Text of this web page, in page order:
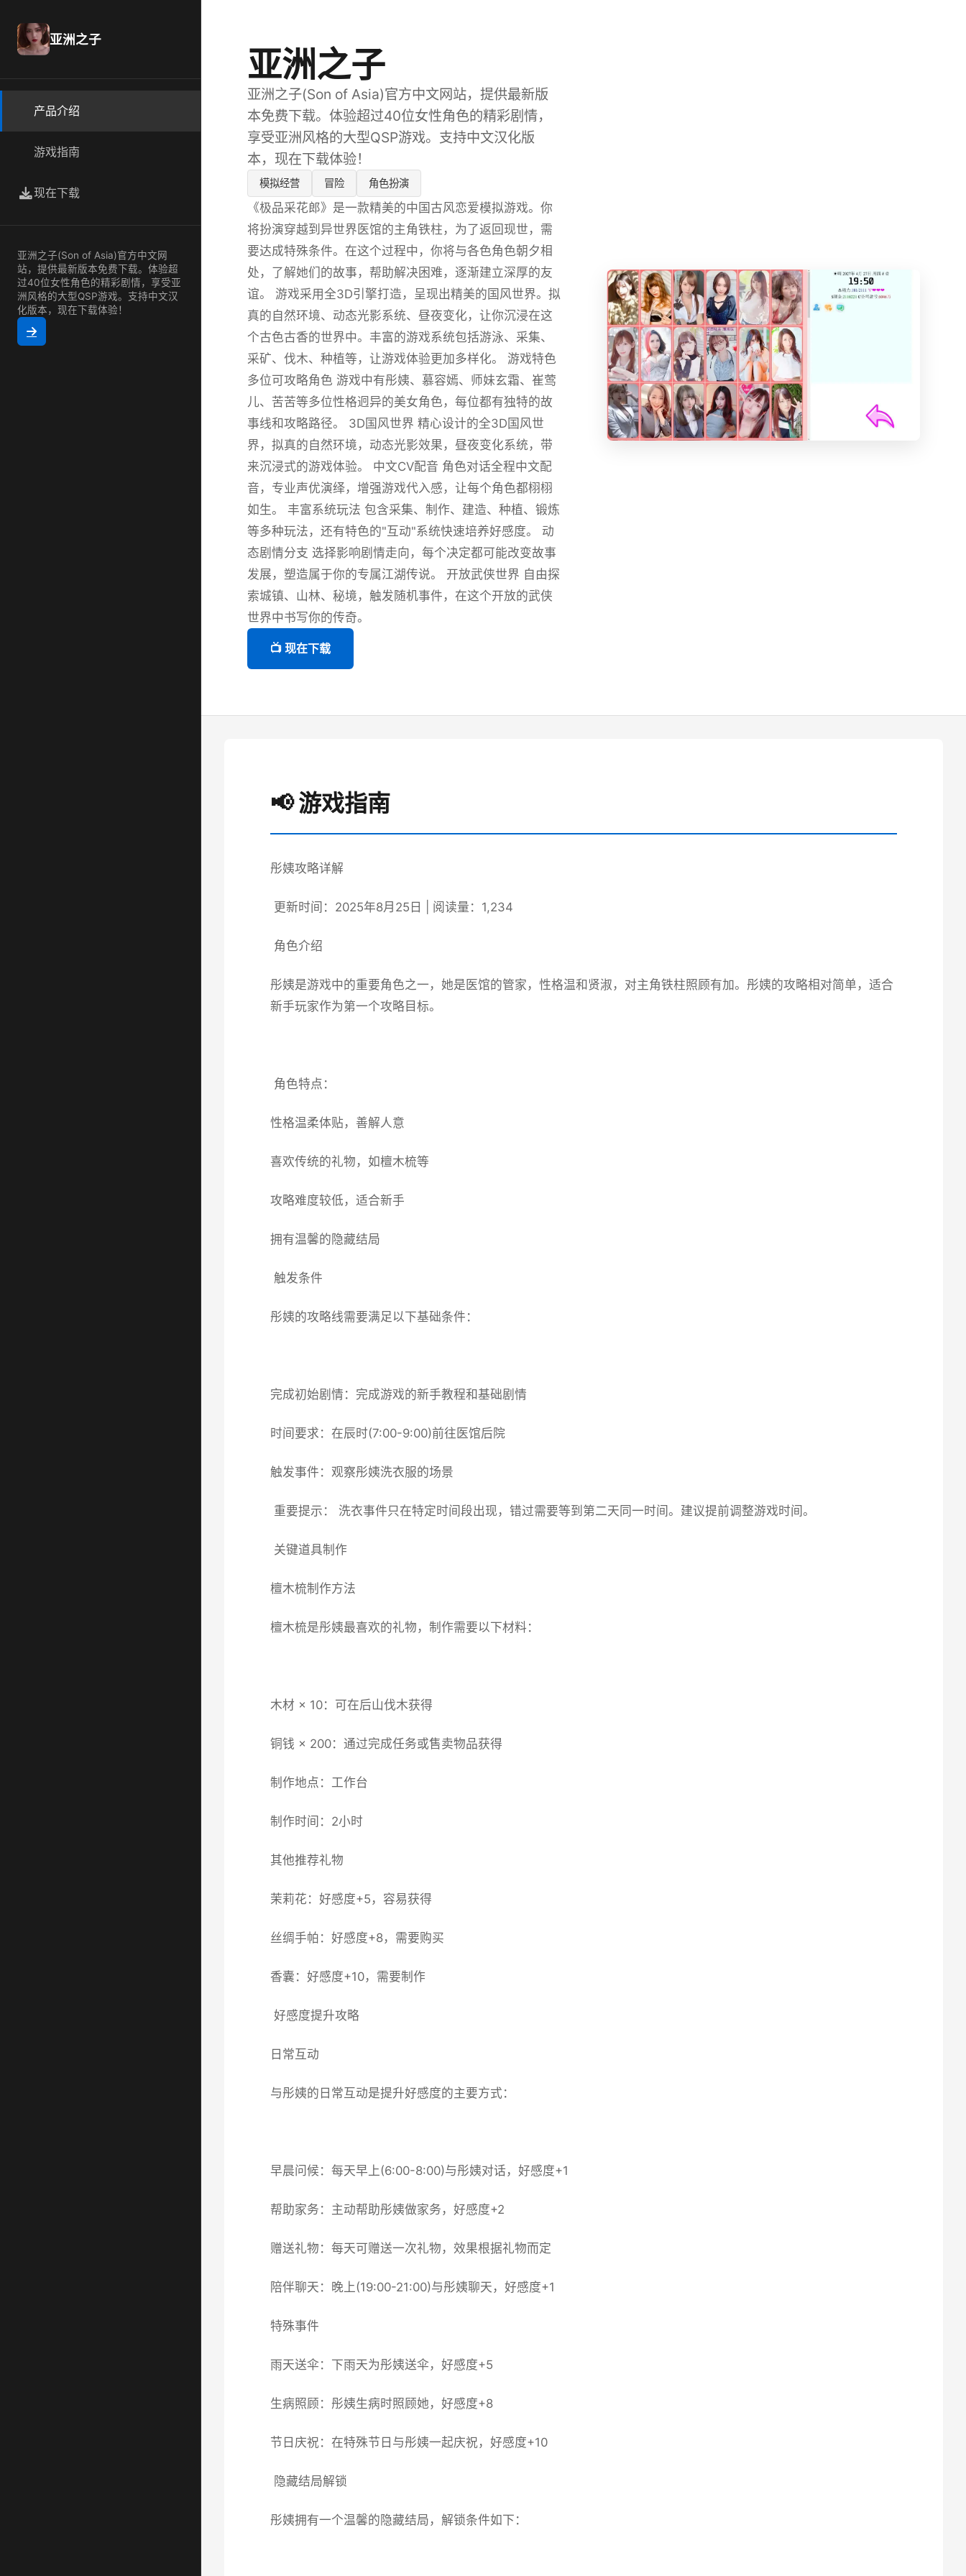
亚洲之子
产品介绍
游戏指南
现在下载
亚洲之子(Son of Asia)官方中文网
站，提供最新版本免费下载。体验超
过40位女性角色的精彩剧情，享受亚
洲风格的大型QSP游戏。支持中文汉
化版本，现在下载体验！
亚洲之子
亚洲之子(Son of Asia)官方中文网站，提供最新版
本免费下载。体验超过40位女性角色的精彩剧情，
享受亚洲风格的大型QSP游戏。支持中文汉化版
本，现在下载体验！
模拟经营 冒险 角色扮演
《极品采花郎》是一款精美的中国古风恋爱模拟游戏。你
将扮演穿越到异世界医馆的主角铁柱，为了返回现世，需
要达成特殊条件。在这个过程中，你将与各色角色朝夕相
处，了解她们的故事，帮助解决困难，逐渐建立深厚的友
谊。 游戏采用全3D引擎打造，呈现出精美的国风世界。拟
真的自然环境、动态光影系统、昼夜变化，让你沉浸在这
个古色古香的世界中。丰富的游戏系统包括游泳、采集、
采矿、伐木、种植等，让游戏体验更加多样化。 游戏特色
多位可攻略角色 游戏中有彤姨、慕容嫣、师妹玄霜、崔莺
儿、苦苦等多位性格迥异的美女角色，每位都有独特的故
事线和攻略路径。 3D国风世界 精心设计的全3D国风世
界，拟真的自然环境，动态光影效果，昼夜变化系统，带
来沉浸式的游戏体验。 中文CV配音 角色对话全程中文配
音，专业声优演绎，增强游戏代入感，让每个角色都栩栩
如生。 丰富系统玩法 包含采集、制作、建造、种植、锻炼
等多种玩法，还有特色的"互动"系统快速培养好感度。 动
态剧情分支 选择影响剧情走向，每个决定都可能改变故事
发展，塑造属于你的专属江湖传说。 开放武侠世界 自由探
索城镇、山林、秘境，触发随机事件，在这个开放的武侠
世界中书写你的传奇。
📺 现在下载
📢 游戏指南
彤姨攻略详解
更新时间：2025年8月25日 | 阅读量：1,234
角色介绍
彤姨是游戏中的重要角色之一，她是医馆的管家，性格温和贤淑，对主角铁柱照顾有加。彤姨的攻略相对简单，适合
新手玩家作为第一个攻略目标。
角色特点：
性格温柔体贴，善解人意
喜欢传统的礼物，如檀木梳等
攻略难度较低，适合新手
拥有温馨的隐藏结局
触发条件
彤姨的攻略线需要满足以下基础条件：
完成初始剧情：完成游戏的新手教程和基础剧情
时间要求：在辰时(7:00-9:00)前往医馆后院
触发事件：观察彤姨洗衣服的场景
重要提示： 洗衣事件只在特定时间段出现，错过需要等到第二天同一时间。建议提前调整游戏时间。
关键道具制作
檀木梳制作方法
檀木梳是彤姨最喜欢的礼物，制作需要以下材料：
木材 × 10：可在后山伐木获得
铜钱 × 200：通过完成任务或售卖物品获得
制作地点：工作台
制作时间：2小时
其他推荐礼物
茉莉花：好感度+5，容易获得
丝绸手帕：好感度+8，需要购买
香囊：好感度+10，需要制作
好感度提升攻略
日常互动
与彤姨的日常互动是提升好感度的主要方式：
早晨问候：每天早上(6:00-8:00)与彤姨对话，好感度+1
帮助家务：主动帮助彤姨做家务，好感度+2
赠送礼物：每天可赠送一次礼物，效果根据礼物而定
陪伴聊天：晚上(19:00-21:00)与彤姨聊天，好感度+1
特殊事件
雨天送伞：下雨天为彤姨送伞，好感度+5
生病照顾：彤姨生病时照顾她，好感度+8
节日庆祝：在特殊节日与彤姨一起庆祝，好感度+10
隐藏结局解锁
彤姨拥有一个温馨的隐藏结局，解锁条件如下：